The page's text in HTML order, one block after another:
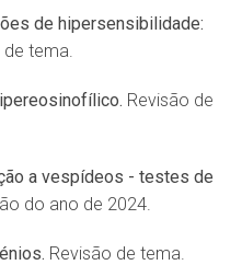
de hipersensibilidade:
de tema.
Revisão de
a vespídeos - testes de
do ano de 2024.
Revisão de tema.